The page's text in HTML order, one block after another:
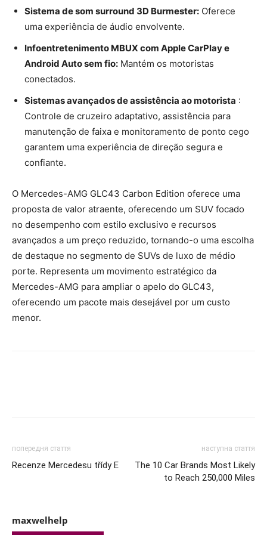
Sistema de som surround 3D Burmester: Oferece
uma experiência de áudio envolvente.
Infoentretenimento MBUX com Apple CarPlay e
Android Auto sem fio: Mantém os motoristas
conectados.
Sistemas avançados de assistência ao motorista :
Controle de cruzeiro adaptativo, assistência para
manutenção de faixa e monitoramento de ponto cego
garantem uma experiência de direção segura e
confiante.
O Mercedes-AMG GLC43 Carbon Edition oferece uma
proposta de valor atraente, oferecendo um SUV focado
no desempenho com estilo exclusivo e recursos
avançados a um preço reduzido, tornando-o uma escolha
de destaque no segmento de SUVs de luxo de médio
porte. Representa um movimento estratégico da
Mercedes-AMG para ampliar o apelo do GLC43,
oferecendo um pacote mais desejável por um custo
menor.
попередня стаття
Recenze Mercedesu třídy E
наступна стаття
The 10 Car Brands Most Likely
to Reach 250,000 Miles
maxwelhelp